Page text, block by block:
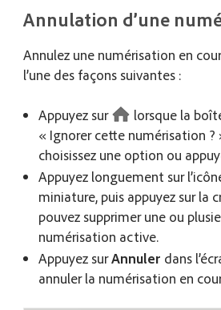
Annulation d’une
Annulez une numérisation en
l’une des façons suivantes :
Appuyez sur
lorsque la
« Ignorer cette numérisation ?
choisissez une option ou
Appuyez longuement sur
miniature, puis appuyez sur la
pouvez supprimer une ou
numérisation active.
Appuyez surAnnuler dans
annuler la numérisation en